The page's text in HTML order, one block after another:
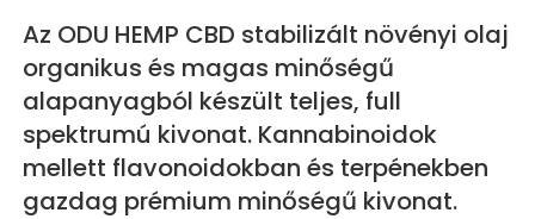
Az ODU HEMP CBD stabilizált növényi olaj
organikus és magas minőségű
alapanyagból készült teljes, full
spektrumú kivonat. Kannabinoidok
mellett flavonoidokban és terpénekben
gazdag prémium minőségű kivonat.